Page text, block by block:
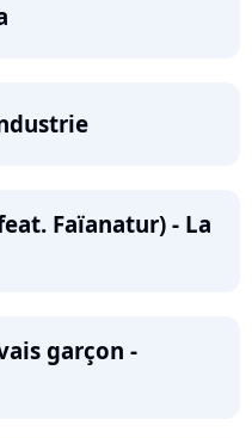
Faïanatur) - La
garçon -